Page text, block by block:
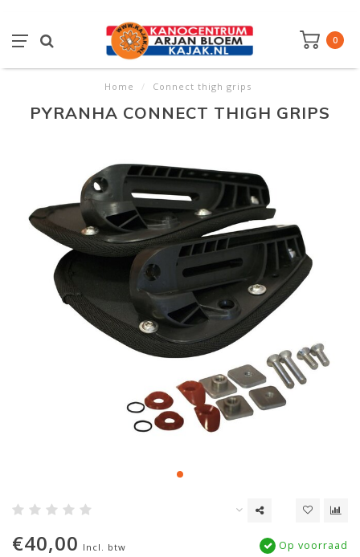
0
Home / Connect thigh grips
PYRANHA CONNECT THIGH GRIPS
€40,00 Incl. btw Op voorraad